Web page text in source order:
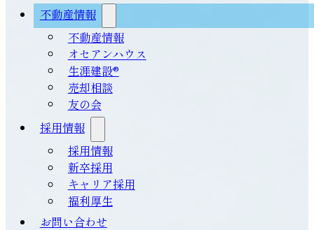
不動産情報
不動産情報
オセアンハウス
生涯建設®
売却相談
友の会
採用情報
採用情報
新卒採用
キャリア採用
福利厚生
お問い合わせ